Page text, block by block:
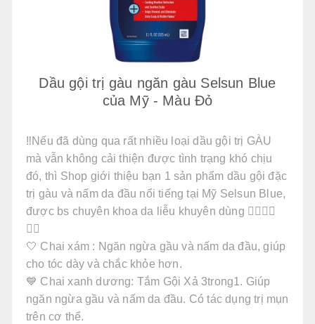
Dầu gội trị gàu ngăn gàu Selsun Blue
của Mỹ - Màu Đỏ
‼️Nếu đã dùng qua rất nhiều loại dầu gội trị GÀU
mà vẫn không cải thiện được tình trạng khó chịu
đó, thì Shop giới thiệu bạn 1 sản phẩm dầu gội đặc
trị gàu và nấm da đầu nổi tiếng tại Mỹ Selsun Blue,
được bs chuyên khoa da liễu khuyên dùng 👍🏻👍🏻
👍🏻
🤍 Chai xám : Ngăn ngừa gầu và nấm da đầu, giúp
cho tóc dày và chắc khỏe hơn.
💙 Chai xanh dương: Tắm Gội Xả 3trong1. Giúp
ngăn ngừa gầu và nấm da đầu. Có tác dụng trị mụn
trên cơ thể.